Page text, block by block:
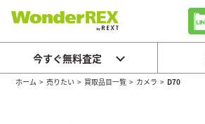
今すぐ無料査定
ホーム >売りたい > 買取品目一覧 > カメラ > D70